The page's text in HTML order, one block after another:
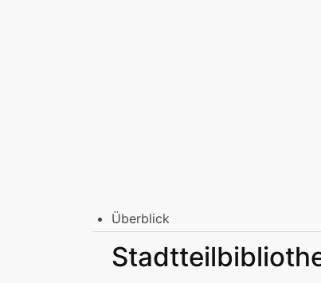
Überblick
Erwachsene Jugend | Freizeit